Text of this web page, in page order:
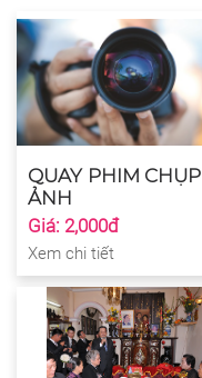
QUAY PHIM CHỤP
ẢNH
Giá: 2,000đ
Xem chi tiết